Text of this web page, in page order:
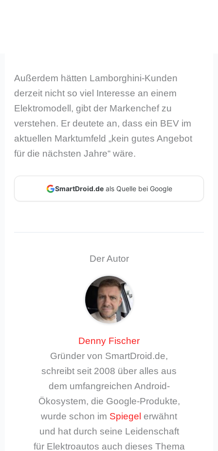
Außerdem hätten Lamborghini-Kunden
derzeit nicht so viel Interesse an einem
Elektromodell, gibt der Markenchef zu
verstehen. Er deutete an, dass ein BEV im
aktuellen Marktumfeld „kein gutes Angebot
für die nächsten Jahre“ wäre.
SmartDroid.deals Quelle bei Google
Der Autor
Denny Fischer
Gründer von SmartDroid.de,
schreibt seit 2008 über alles aus
dem umfangreichen Android-
Ökosystem, die Google-Produkte,
wurde schon im Spiegel erwähnt
und hat durch seine Leidenschaft
für Elektroautos auch dieses Thema